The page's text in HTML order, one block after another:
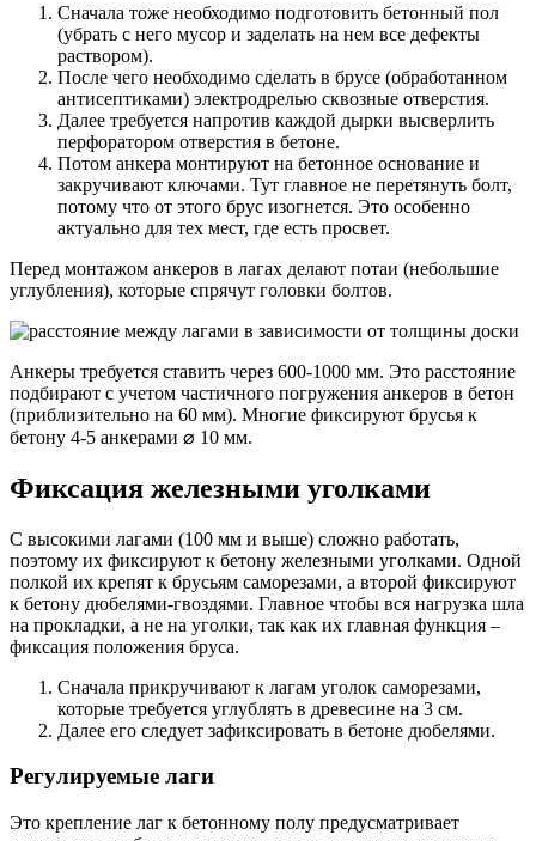
Сначала тоже необходимо подготовить бетонный пол
(убрать с него мусор и заделать на нем все дефекты
раствором).
После чего необходимо сделать в брусе (обработанном
антисептиками) электродрелью сквозные отверстия.
Далее требуется напротив каждой дырки высверлить
перфоратором отверстия в бетоне.
Потом анкера монтируют на бетонное основание и
закручивают ключами. Тут главное не перетянуть болт,
потому что от этого брус изогнется. Это особенно
актуально для тех мест, где есть просвет.
Перед монтажом анкеров в лагах делают потаи (небольшие
углубления), которые спрячут головки болтов.
Анкеры требуется ставить через 600-1000 мм. Это расстояние
подбирают с учетом частичного погружения анкеров в бетон
(приблизительно на 60 мм). Многие фиксируют брусья к
бетону 4-5 анкерами ⌀ 10 мм.
Фиксация железными уголками
С высокими лагами (100 мм и выше) сложно работать,
поэтому их фиксируют к бетону железными уголками. Одной
полкой их крепят к брусьям саморезами, а второй фиксируют
к бетону дюбелями-гвоздями. Главное чтобы вся нагрузка шла
на прокладки, а не на уголки, так как их главная функция –
фиксация положения бруса.
Сначала прикручивают к лагам уголок саморезами,
которые требуется углублять в древесине на 3 см.
Далее его следует зафиксировать в бетоне дюбелями.
Регулируемые лаги
Это крепление лаг к бетонному полу предусматривает